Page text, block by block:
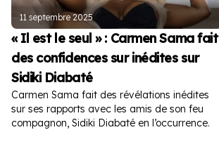
11 septembre 2025
« Il est le seul » : Carmen Sama fait
des confidences sur inédites sur
Sidiki Diabaté
Carmen Sama fait des révélations inédites
sur ses rapports avec les amis de son feu
compagnon, Sidiki Diabaté en l’occurrence.